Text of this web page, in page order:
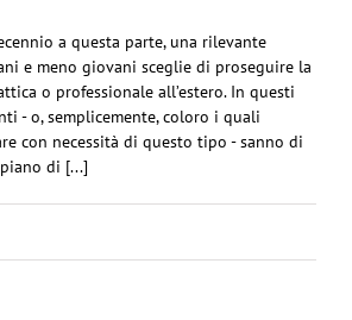
a questa parte, una rilevante
e meno giovani sceglie di proseguire la
o professionale all’estero. In questi
- o, semplicemente, coloro i quali
con necessità di questo tipo - sanno di
di [...]